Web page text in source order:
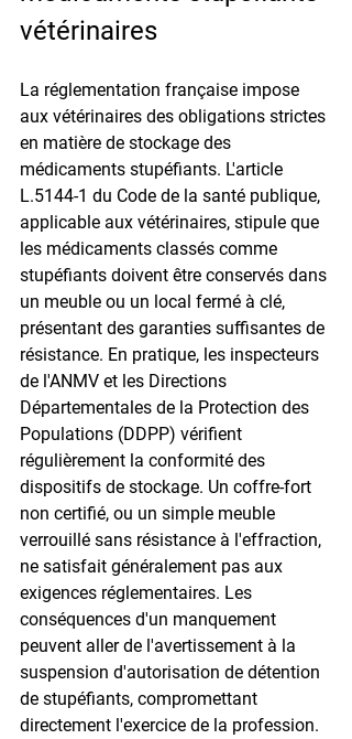
vétérinaires
La réglementation française impose
aux vétérinaires des obligations strictes
en matière de stockage des
médicaments stupéfiants. L'article
L.5144-1 du Code de la santé publique,
applicable aux vétérinaires, stipule que
les médicaments classés comme
stupéfiants doivent être conservés dans
un meuble ou un local fermé à clé,
présentant des garanties suffisantes de
résistance. En pratique, les inspecteurs
de l'ANMV et les Directions
Départementales de la Protection des
Populations (DDPP) vérifient
régulièrement la conformité des
dispositifs de stockage. Un coffre-fort
non certifié, ou un simple meuble
verrouillé sans résistance à l'effraction,
ne satisfait généralement pas aux
exigences réglementaires. Les
conséquences d'un manquement
peuvent aller de l'avertissement à la
suspension d'autorisation de détention
de stupéfiants, compromettant
directement l'exercice de la profession.